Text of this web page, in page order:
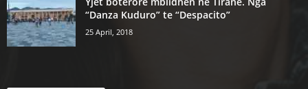
“Danza Kuduro” te “Despacito”
25 April, 2018